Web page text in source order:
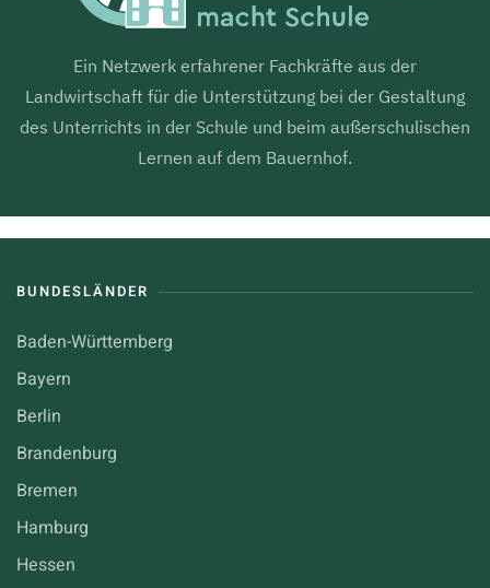
Ein Netzwerk erfahrener Fachkräfte aus der
Landwirtschaft für die Unterstützung bei der Gestaltung
des Unterrichts in der Schule und beim außerschulischen
Lernen auf dem Bauernhof.
BUNDESLÄNDER
Baden-Württemberg
Bayern
Berlin
Brandenburg
Bremen
Hamburg
Hessen